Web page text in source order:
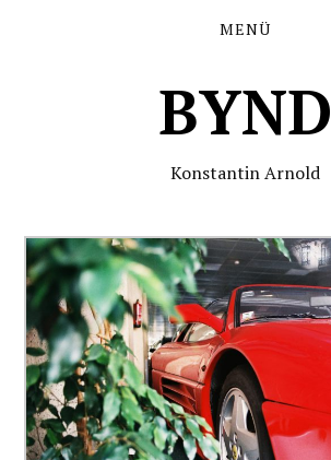
MENÜ
BYND
Konstantin Arnold